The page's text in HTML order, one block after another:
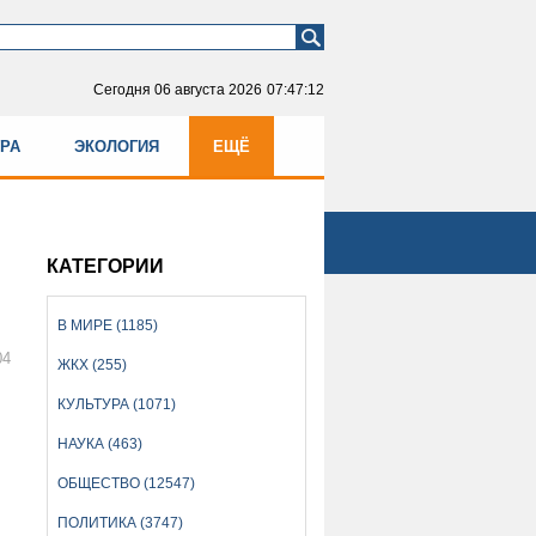
Сегодня 06 августа 2026 07:47:12
ЭКОЛОГИЯ ЕЩЁ
КАТЕГОРИИ
В МИРЕ (1185)
ЖКХ (255)
КУЛЬТУРА (1071)
НАУКА (463)
ОБЩЕСТВО (12547)
ПОЛИТИКА (3747)